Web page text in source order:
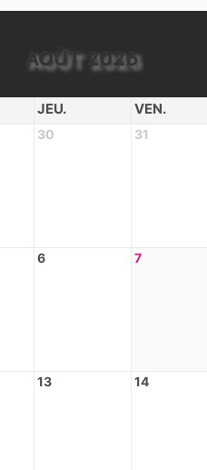
AOÛT 2026
JEU. VEN.
30 31
6 7
13 14